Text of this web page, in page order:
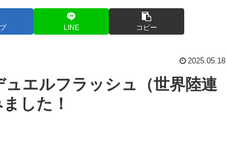
LINE コピー
2025.05.18
エルフラッシュ（世界陸連
した！